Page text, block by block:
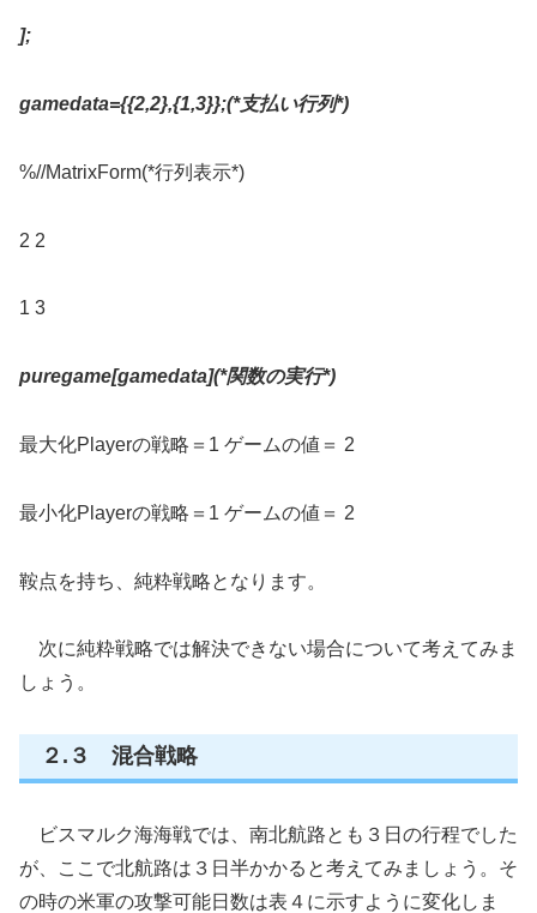
];
gamedata={{2,2},{1,3}};(*支払い行列*)
%//MatrixForm(*行列表示*)
2 2
1 3
puregame[gamedata](*関数の実行*)
最大化Playerの戦略＝1 ゲームの値＝ 2
最小化Playerの戦略＝1 ゲームの値＝ 2
鞍点を持ち、純粋戦略となります。
次に純粋戦略では解決できない場合について考えてみま
しょう。
２.３ 混合戦略
ビスマルク海海戦では、南北航路とも３日の行程でした
が、ここで北航路は３日半かかると考えてみましょう。そ
の時の米軍の攻撃可能日数は表４に示すように変化しま